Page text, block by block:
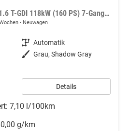
N Line 4WD (N 4WD) 1.6 T-GDI 118kW (160 PS) 7-Gang-DCT
Neuwagen
Getriebe Automatik
Außenfarbe Grau, Shadow Gray
Details
7,10 l/100km
g/km